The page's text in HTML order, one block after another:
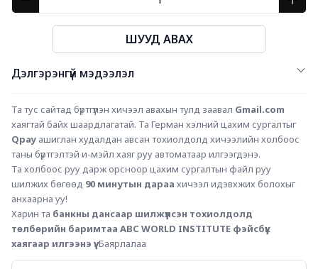
ШУУД АВАХ
Дэлгэрэнгүй мэдээлэл
Та тус сайтад бүртгүүлэн хичээл авахын тулд заавал Gmail.com
хаягтай байх шаардлагатай. Та Герман хэлний цахим сургалтыг
Qpay ашиглан худалдан авсан тохиолдолд хичээлийн холбоос
таны бүртгэлтэй и-мэйл хаяг руу автоматаар илгээгдэнэ.
Та холбоос руу дарж орсноор цахим сургалтын файл руу
шилжих бөгөөд 90 минутын дараа хичээл идэвхжих болохыг
анхаарна уу!
Харин та банкны дансаар шилжүүлсэн тохиолдолд
төлбөрийн баримтаа ABC WORLD INSTITUTE фэйсбүүк
хаягаар илгээнэ үү. Баярлалаа